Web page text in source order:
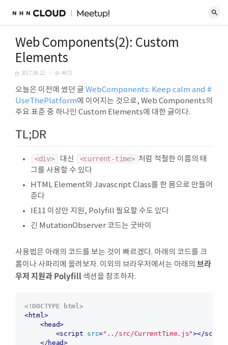
Web Components(2): Custom
Elements
2017.06.22 4672
오늘은 이전에 썼던 글 WebComponents: Keep calm and #
UseThePlatform에 이어지는 것으로, Web Components의
주요 표준 중 하나인 Custom Elements에 대한 글이다.
TL;DR
<div> 대신 <current-time> 처럼 적절한 이름의 태
그를 사용할 수 있다
HTML Element와 Javascript Class를 한 몸으로 만들어
준다
IE11 이상만 지원, Polyfill 필요할 수도 있다
긴 MutationObserver 코드는 굿바이
사용법은 아래의 코드를 보는 것이 빠르겠다. 아래의 코드를 크
롬이나 사파리에 올려보자. 이외의 브라우저에서는 아래의 브라
우저 지원과 Polyfill 섹션을 참조하자.
<!DOCTYPE html>
<html>
<head>
<script src="../src/CurrentTime.js"></script
</head>